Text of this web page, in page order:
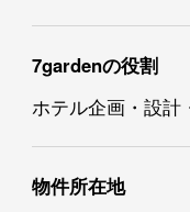
7gardenの役割
ホテル企画・設計
物件所在地